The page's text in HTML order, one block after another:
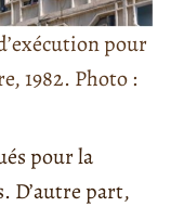
pour
1982. Photo :
pour la
D’autre part,